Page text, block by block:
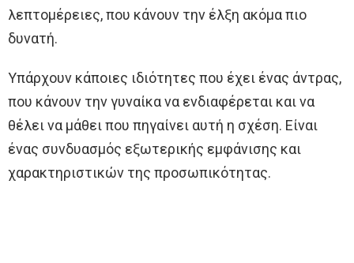
λεπτομέρειες, που κάνουν την έλξη ακόμα πιο
δυνατή.
Υπάρχουν κάποιες ιδιότητες που έχει ένας άντρας,
που κάνουν την γυναίκα να ενδιαφέρεται και να
θέλει να μάθει που πηγαίνει αυτή η σχέση. Είναι
ένας συνδυασμός εξωτερικής εμφάνισης και
χαρακτηριστικών της προσωπικότητας.